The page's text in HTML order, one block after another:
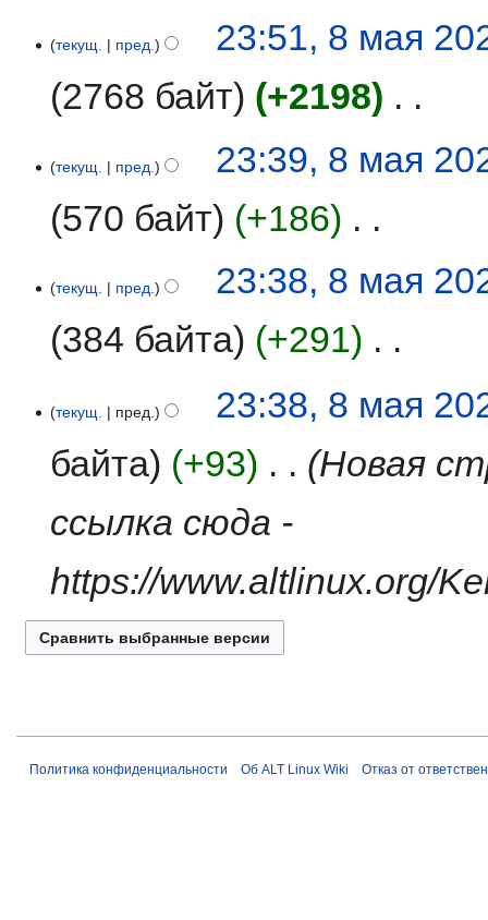
п
а
в
с
н
и
п
р
а
в
текущ. пред.
23:51, 8 мая
2768 байт
+2198
е
о
п
с
н
и
р
а
в
и
текущ. пред.
23:39, 8 мая
570 байт
+186
е
о
п
а
н
и
п
а
в
к
и
текущ. пред.
23:38, 8 мая
384 байта
+291
е
о
п
с
н
и
я
п
к
и
текущ. пред.
23:38, 8 мая
байта
+93
Новая
ссылка сюда -
https://www.altlinux.org/
Политика конфиденциальности Об ALT Linux Wiki Отказ от